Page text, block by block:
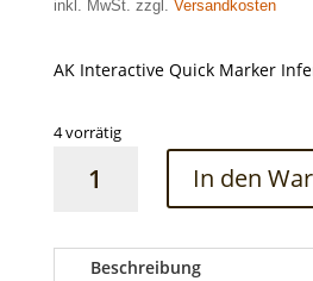
inkl. MwSt. zzgl. Versandkosten
AK Interactive Quick Marker
4 vorrätig
Interactive
Infernal
In den
Beschreibung